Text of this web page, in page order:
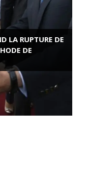
LA RUPTURE DE
DE